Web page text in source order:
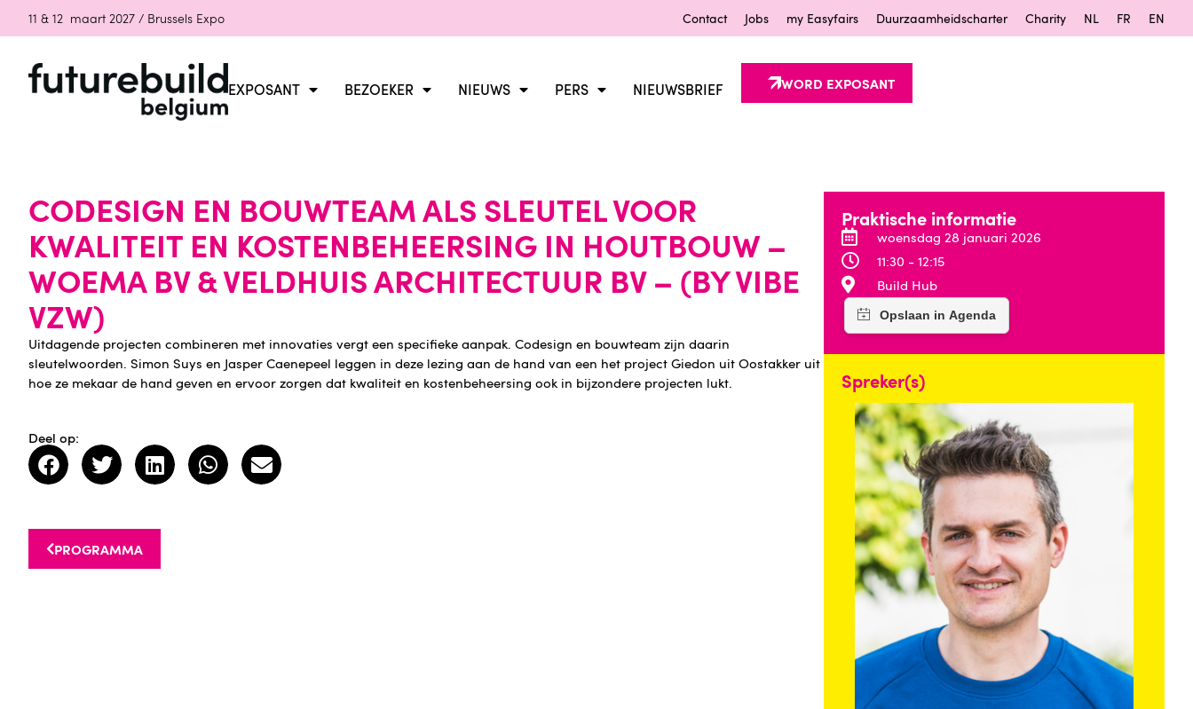
11 & 12 maart 2027 / Brussels Expo Contact Jobs my Easyfairs Duurzaamheidscharter Charity NL FR EN
EXPOSANT BEZOEKER NIEUWS PERS NIEUWSBRIEF WORD EXPOSANT
CODESIGN EN BOUWTEAM ALS SLEUTEL VOOR
KWALITEIT EN KOSTENBEHEERSING IN HOUTBOUW –
WOEMA BV & VELDHUIS ARCHITECTUUR BV – (BY VIBE
VZW)
Uitdagende projecten combineren met innovaties vergt een specifieke aanpak. Codesign en bouwteam zijn daarin
sleutelwoorden. Simon Suys en Jasper Caenepeel leggen in deze lezing aan de hand van een het project Giedon uit Oostakker uit
hoe ze mekaar de hand geven en ervoor zorgen dat kwaliteit en kostenbeheersing ook in bijzondere projecten lukt.
Deel op:
PROGRAMMA
Praktische informatie
woensdag 28 januari 2026
11:30 - 12:15
Build Hub
Spreker(s)